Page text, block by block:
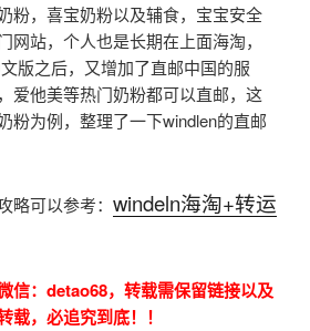
粉，喜宝奶粉以及辅食，宝宝安全
网站，个人也是长期在上面海淘，
版之后，又增加了直邮中国的服
爱他美等热门奶粉都可以直邮，这
粉为例，整理了一下windlen的直邮
略可以参考： windeln海淘+转运
信：detao68，转载需保留链接以及
载，必追究到底！！